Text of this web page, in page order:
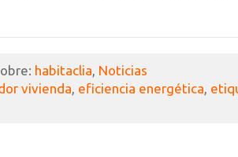
habitaclia, Noticias
vivienda, eficiencia energética,